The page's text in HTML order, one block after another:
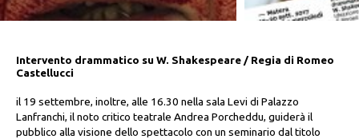
Intervento drammatico su W. Shakespeare / Regia di Romeo
Castellucci
il 19 settembre, inoltre, alle 16.30 nella sala Levi di Palazzo
Lanfranchi, il noto critico teatrale Andrea Porcheddu, guiderà il
pubblico alla visione dello spettacolo con un seminario dal titolo